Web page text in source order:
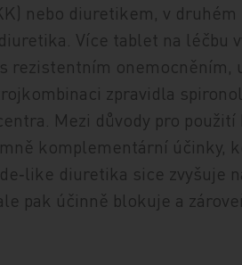
nebo diuretikem, v
Více tablet na léčbu
rezistentním onemocněním,
zpravidla
Mezi důvody pro
komplementární účinky,
diuretika sice zvyšuje
pak účinně blokuje a